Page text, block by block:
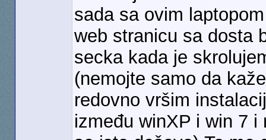
sada sa ovim
web stranicu sa dosta
secka kada je
(nemojte samo da
redovno vršim
između winXP i win 7